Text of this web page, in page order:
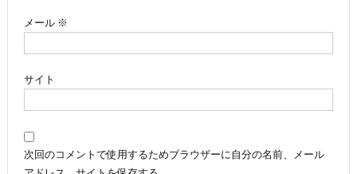
メール ※
サイト
次回のコメントで使用するためブラウザーに自分の名前、メール